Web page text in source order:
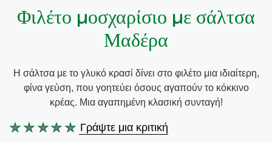
Συνταγές από την Μαργαρίτα Νικολαΐδη
Φιλέτο μοσχαρίσιο με σάλτσα
Μαδέρα
Η σάλτσα με το γλυκό κρασί δίνει στο φιλέτο μια ιδιαίτερη,
φίνα γεύση, που γοητεύει όσους αγαπούν το κόκκινο
κρέας. Μια αγαπημένη κλασική συνταγή!
Δεν
Γράψτε μια κριτική